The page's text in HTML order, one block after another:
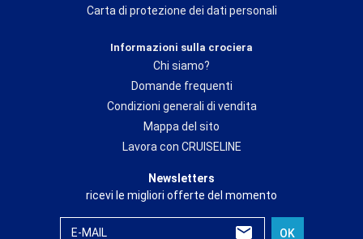
Carta di protezione dei dati personali
Informazioni sulla crociera
Chi siamo?
Domande frequenti
Condizioni generali di vendita
Mappa del sito
Lavora con CRUISELINE
Newsletters
ricevi le migliori offerte del momento
E-MAIL OK